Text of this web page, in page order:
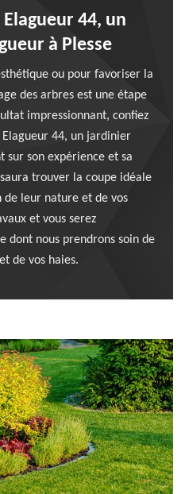
Elagueur 44, un
à Plesse
ou pour favoriser la
des arbres est une étape
impressionnant, confiez
Elagueur 44, un jardinier
sur son expérience et sa
trouver la coupe idéale
de leur nature et de vos
et vous serez
dont nous prendrons soin de
de vos haies.